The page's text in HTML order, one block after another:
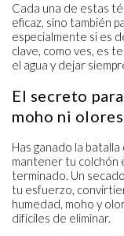
Cada una de estas
eficaz, sino también
especialmente si es
clave, como ves, es
el agua y dejar
El secreto
moho ni olores
Has ganado la
mantener tu colchón
terminado. Un
tu esfuerzo,
humedad, moho y
difíciles de eliminar.